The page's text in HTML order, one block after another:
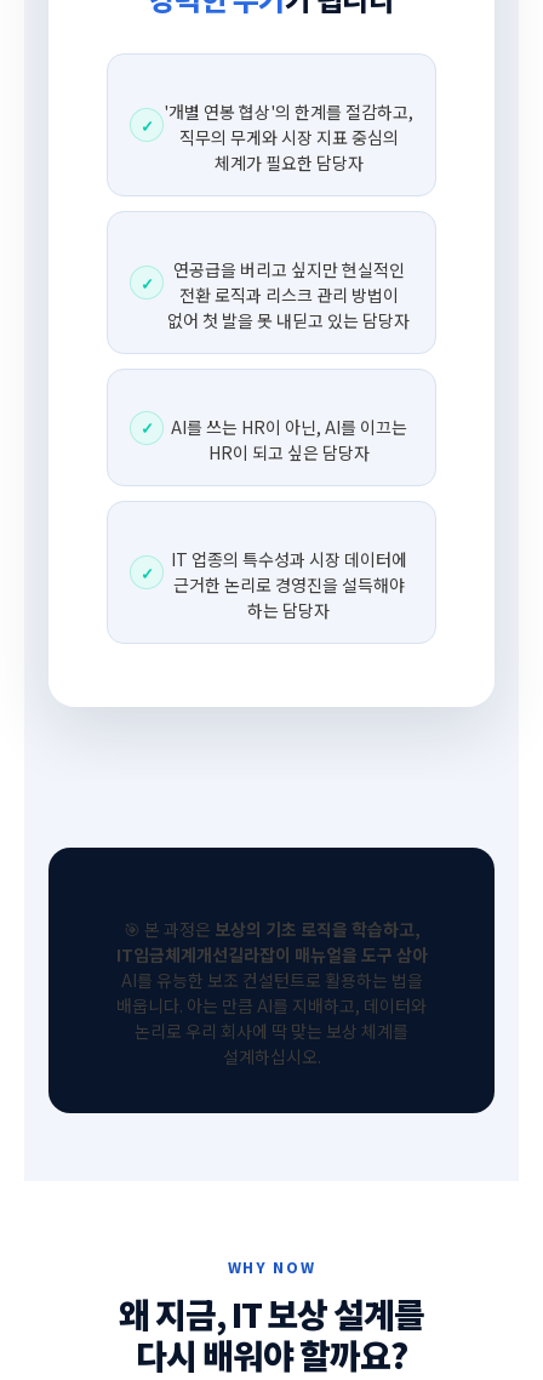
✓
'개별 연봉 협상'의 한계를 절감하고,
직무의 무게와 시장 지표 중심의
체계가 필요한 담당자
✓
연공급을 버리고 싶지만 현실적인
전환 로직과 리스크 관리 방법이
없어 첫 발을 못 내딛고 있는 담당자
✓
AI를 쓰는 HR이 아닌, AI를 이끄는
HR이 되고 싶은 담당자
✓
IT 업종의 특수성과 시장 데이터에
근거한 논리로 경영진을 설득해야
하는 담당자
🎯 본 과정은 보상의 기초 로직을 학습하고,
IT임금체계개선길라잡이 매뉴얼을 도구 삼아
AI를 유능한 보조 컨설턴트로 활용하는 법을
배웁니다. 아는 만큼 AI를 지배하고, 데이터와
논리로 우리 회사에 딱 맞는 보상 체계를
설계하십시오.
WHY NOW
왜 지금, IT 보상 설계를
다시 배워야 할까요?